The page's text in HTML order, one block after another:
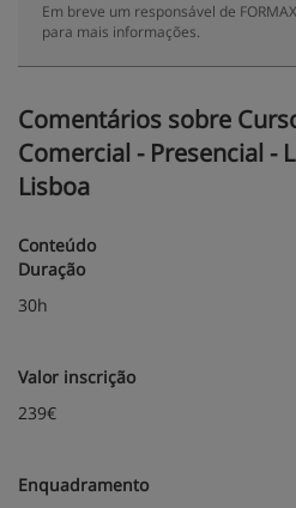
Em breve um responsável de
para mais informações.
Comentários sobre
Comercial - Presencial -
Lisboa
Conteúdo
Duração
30h
Valor inscrição
239€
Enquadramento